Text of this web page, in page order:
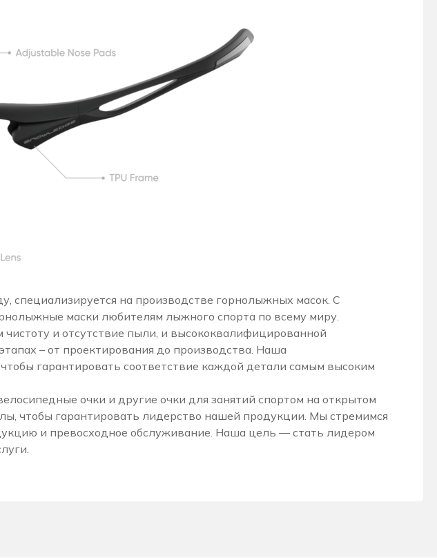
специализируется на производстве горнолыжных масок. С
маски любителям лыжного спорта по всему миру.
и отсутствие пыли, и высококвалифицированной
– от проектирования до производства. Наша
гарантировать соответствие каждой детали самым высоким
очки и другие очки для занятий спортом на открытом
чтобы гарантировать лидерство нашей продукции. Мы стремимся
и превосходное обслуживание. Наша цель — стать лидером